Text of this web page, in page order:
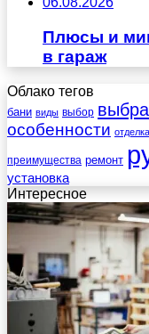
Плюсы и
в гараж
Облако тегов
бани виды выбор
особенности отделка
преимущества ремонт
установка
Интересное